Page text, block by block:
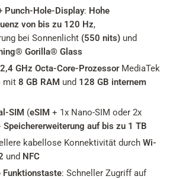
Punch-Hole-Display: Hohe
von bis zu 120 Hz,
bei Sonnenlicht (550 nits) und
Gorilla® Glass
2,4 GHz Octa-Core-ProzessorMediaTek
mit 8 GB RAM und 128 GB internem
SIM (eSIM + 1x Nano-SIM oder 2x
Speichererweiterung auf bis zu 1 TB
kabellose Konnektivität durch Wi-
und NFC
Funktionstaste: Schneller Zugriff auf